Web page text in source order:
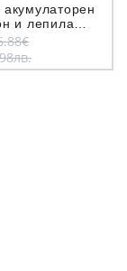
акумулаторен
и лепила
18V